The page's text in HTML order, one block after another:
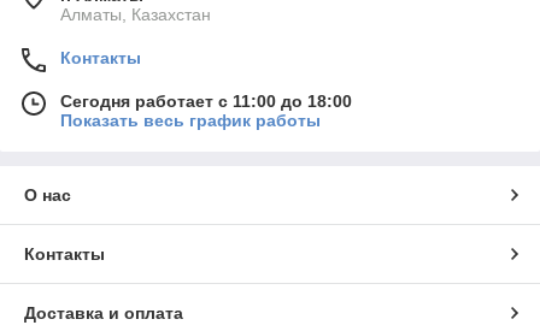
Алматы, Казахстан
Контакты
Сегодня работает с 11:00 до 18:00
Показать весь график работы
О нас
Контакты
Доставка и оплата